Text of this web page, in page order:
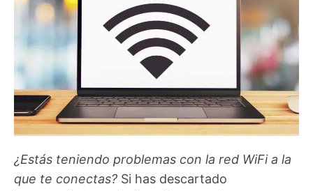
¿Estás teniendo problemas con la red WiFi a la
que te conectas? Si has descartado